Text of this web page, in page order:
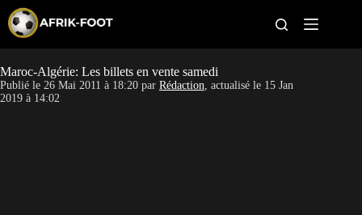
p
t
o
c
CAN féminine
Maroc-Algérie: Les billets en vente samedi
Publié le 26 Mai 2011 à 18:20 par Rédaction, actualisé le 15 Jan
2019 à 14:02